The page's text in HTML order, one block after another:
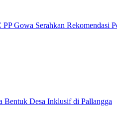
Gowa Serahkan Rekomendasi
Bentuk Desa Inklusif di Pallangga